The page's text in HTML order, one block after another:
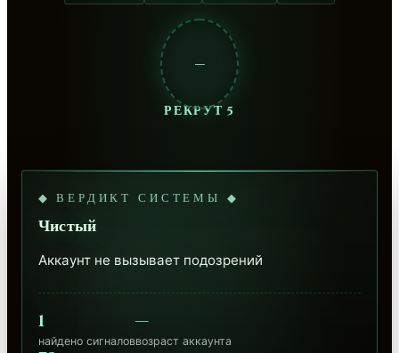
—
РЕКРУТ 5
◆ ВЕРДИКТ СИСТЕМЫ ◆
Чистый
Аккаунт не вызывает подозрений
1
найдено сигналов
—
возраст аккаунта